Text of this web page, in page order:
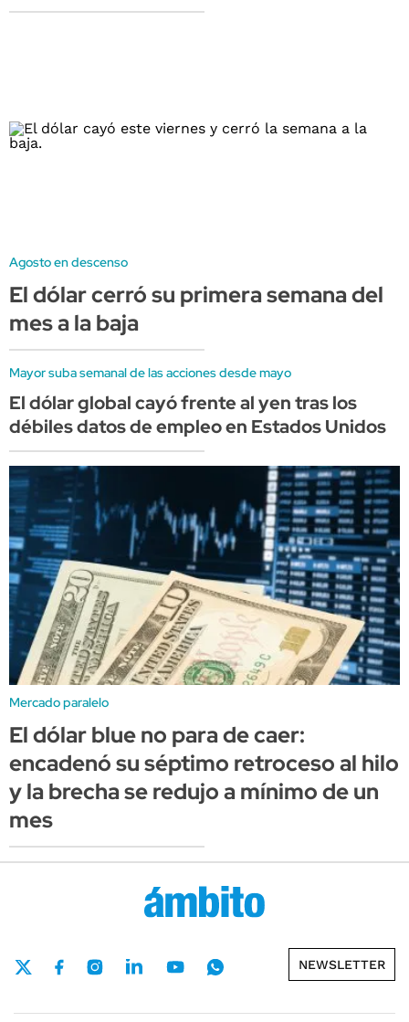
Agosto en descenso
El dólar cerró su primera semana del
mes a la baja
Mayor suba semanal de las acciones desde mayo
El dólar global cayó frente al yen tras los
débiles datos de empleo en Estados Unidos
Mercado paralelo
El dólar blue no para de caer:
encadenó su séptimo retroceso al hilo
y la brecha se redujo a mínimo de un
mes
NEWSLETTER